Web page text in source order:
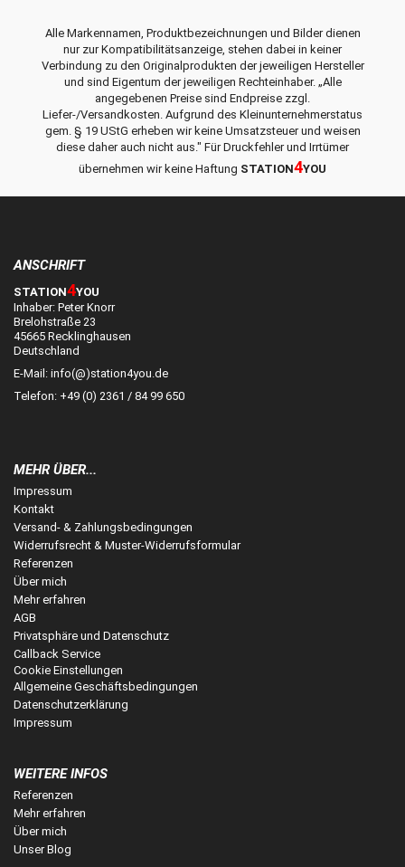
Alle Markennamen, Produktbezeichnungen und Bilder dienen
nur zur Kompatibilitätsanzeige, stehen dabei in keiner
Verbindung zu den Originalprodukten der jeweiligen Hersteller
und sind Eigentum der jeweiligen Rechteinhaber. „Alle
angegebenen Preise sind Endpreise zzgl.
Liefer-/Versandkosten. Aufgrund des Kleinunternehmerstatus
gem. § 19 UStG erheben wir keine Umsatzsteuer und weisen
diese daher auch nicht aus." Für Druckfehler und Irrtümer
übernehmen wir keine Haftung STATION4YOU
ANSCHRIFT
STATION4YOU
Inhaber: Peter Knorr
Brelohstraße 23
45665 Recklinghausen
Deutschland
E-Mail: info(@)station4you.de
Telefon: +49 (0) 2361 / 84 99 650
MEHR ÜBER...
Impressum
Kontakt
Versand- & Zahlungsbedingungen
Widerrufsrecht & Muster-Widerrufsformular
Referenzen
Über mich
Mehr erfahren
AGB
Privatsphäre und Datenschutz
Callback Service
Cookie Einstellungen
Allgemeine Geschäftsbedingungen
Datenschutzerklärung
Impressum
WEITERE INFOS
Referenzen
Mehr erfahren
Über mich
Unser Blog